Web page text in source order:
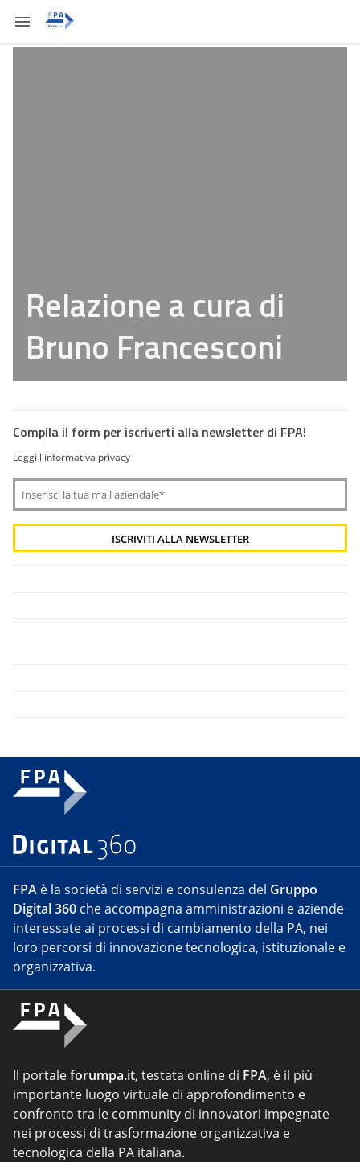
Relazione a cura di
Bruno Francesconi
Compila il form per iscriverti alla newsletter di FPA!
Leggi l'informativa privacy
FPA è la società di servizi e consulenza del Gruppo
Digital 360 che accompagna amministrazioni e aziende
interessate ai processi di cambiamento della PA, nei
loro percorsi di innovazione tecnologica, istituzionale e
organizzativa.
Il portaleforumpa.it, testata online di FPA, è il più
importante luogo virtuale di approfondimento e
confronto tra le community di innovatori impegnate
nei processi di trasformazione organizzativa e
tecnologica della PA italiana.